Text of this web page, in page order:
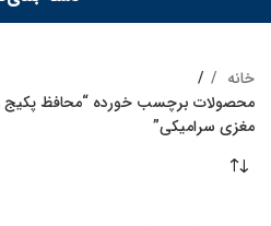
خانه
محصولات برچسب خورده “محافظ پکیج
مغزی سرامیکی”